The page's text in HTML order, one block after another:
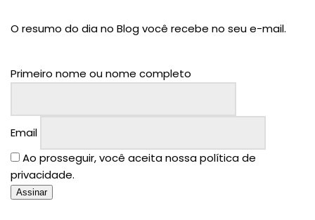
O resumo do dia no Blog você recebe no seu e-mail.
Primeiro nome ou nome completo
Email
Ao prosseguir, você aceita nossa política de
privacidade.